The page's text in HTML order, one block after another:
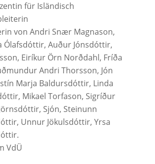
für Isländisch
von Andri Snær Magnason,
Ólafsdóttir, Auður Jónsdóttir,
Eiríkur Örn Norðdahl, Fríða
Andri Thorsson, Jón
Marja Baldursdóttir, Linda
Mikael Torfason, Sigríður
Sjón, Steinunn
Unnur Jökulsdóttir, Yrsa
VdÜ